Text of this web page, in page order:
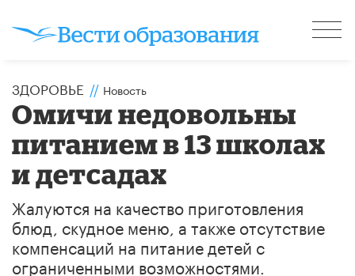
ЗДОРОВЬЕ // Новость
Омичи недовольны
питанием в 13 школах
и детсадах
Жалуются на качество приготовления
блюд, скудное меню, а также отсутствие
компенсаций на питание детей с
ограниченными возможностями.